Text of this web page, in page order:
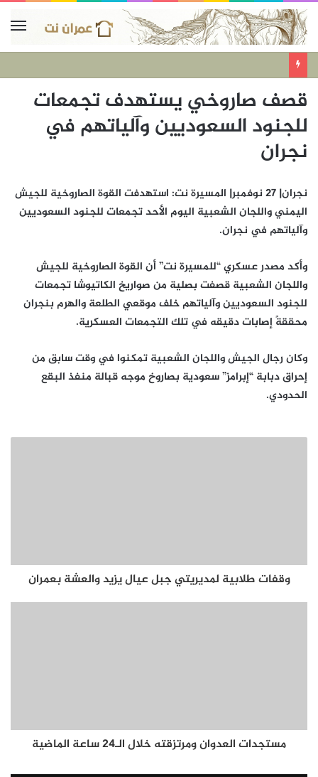
قصف صاروخي يستهدف تجمعات
للجنود السعوديين وآلياتهم في
نجران
نجران| 27 نوفمبر| المسيرة نت: استهدفت القوة الصاروخية للجيش
اليمني واللجان الشعبية اليوم الأحد تجمعات للجنود السعوديين
وآلياتهم في نجران.
وأكد مصدر عسكري “للمسيرة نت” أن القوة الصاروخية للجيش
واللجان الشعبية قصفت بصلية من صواريخ الكاتيوشا تجمعات
للجنود السعوديين وآلياتهم خلف موقعي الطلعة والهرم بنجران
محققةً إصابات دقيقه في تلك التجمعات العسكرية.
وكان رجال الجيش واللجان الشعبية تمكنوا في وقت سابق من
إحراق دبابة “إبرامز” سعودية بصاروخ موجه قبالة منفذ البقع
الحدودي.
وقفات طلابية لمديريتي جبل عيال يزيد والعشة بعمران
مستجدات العدوان ومرتزقته خلال الـ24 ساعة الماضية